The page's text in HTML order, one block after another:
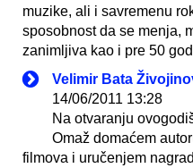
muzike, ali i savremenu
sposobnost da se menja,
zanimljiva kao i pre 50
Velimir Bata
14/06/2011 13:28
Na otvaranju
Omaž domaćem
filmova i uručenjem